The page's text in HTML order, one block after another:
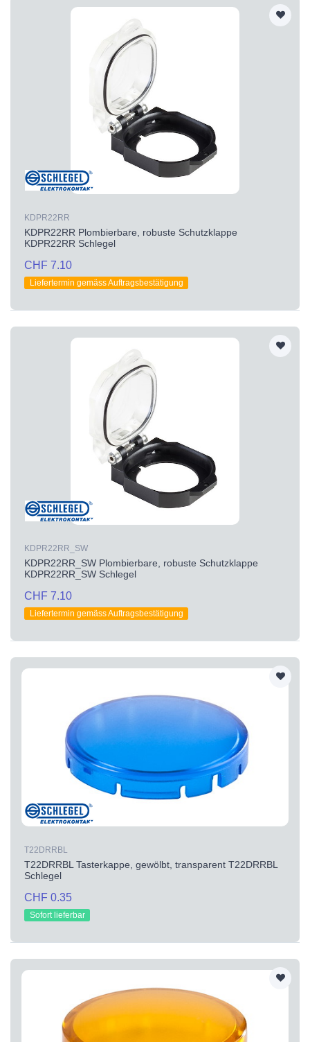
KDPR22RR
KDPR22RR Plombierbare, robuste Schutzklappe
KDPR22RR Schlegel
CHF 7.10
Liefertermin gemäss Auftragsbestätigung
KDPR22RR_SW
KDPR22RR_SW Plombierbare, robuste Schutzklappe
KDPR22RR_SW Schlegel
CHF 7.10
Liefertermin gemäss Auftragsbestätigung
T22DRRBL
T22DRRBL Tasterkappe, gewölbt, transparent T22DRRBL
Schlegel
CHF 0.35
Sofort lieferbar